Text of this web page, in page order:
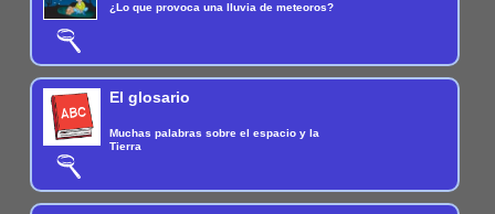
¿Lo que provoca una lluvia de meteoros?
El glosario
Muchas palabras sobre el espacio y la
Tierra